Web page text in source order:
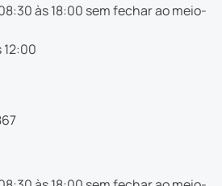
às 18:00 sem fechar ao meio-